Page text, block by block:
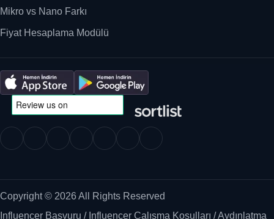
Mikro vs Nano Farkı
Fiyat Hesaplama Modülü
Copyright © 2026 All Rights Reserved
Influencer Başvuru / Influencer Çalışma Koşulları /Aydınlatma